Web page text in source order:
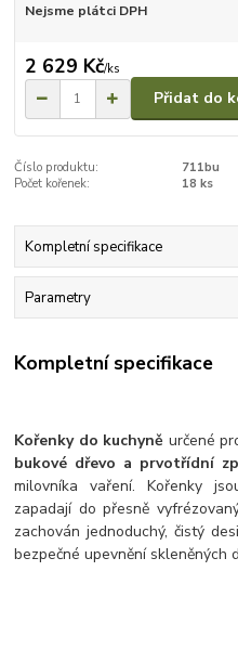
Nejsme plátci DPH
2 629 Kč/ks
Přidat do
Číslo produktu:
711bu
Počet kořenek:
18 ks
Kompletní specifikace
Parametry
Kompletní specifikace
Kořenky do kuchyně určené
bukové dřevo a prvotřídní
milovníka vaření. Kořenky
zapadají do přesně
zachován jednoduchý, čistý
bezpečné upevnění skleněných